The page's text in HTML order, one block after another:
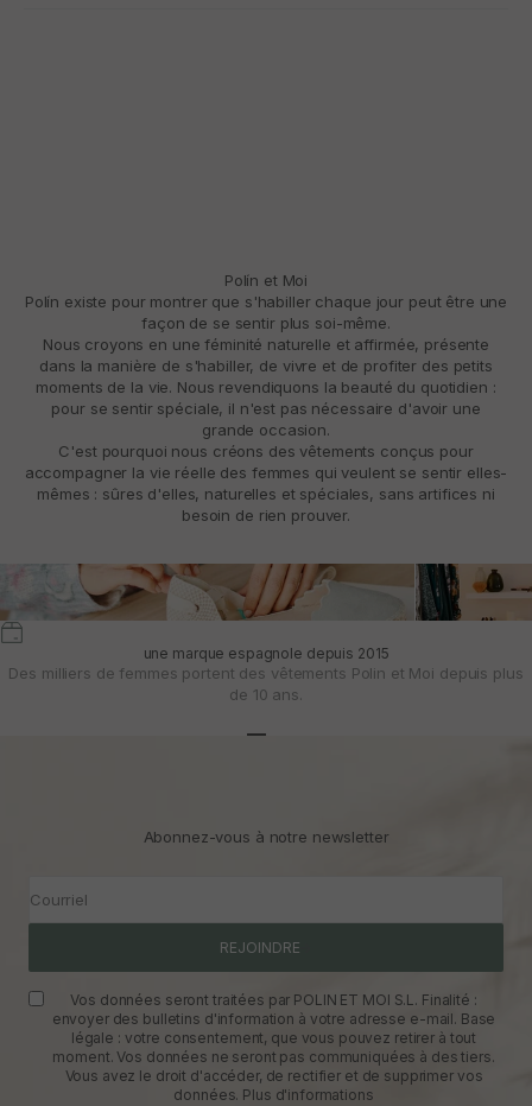
Polín et Moi
Polín existe pour montrer que s'habiller chaque jour peut être une
façon de se sentir plus soi-même.
Nous croyons en une féminité naturelle et affirmée, présente
dans la manière de s'habiller, de vivre et de profiter des petits
moments de la vie. Nous revendiquons la beauté du quotidien :
pour se sentir spéciale, il n'est pas nécessaire d'avoir une
grande occasion.
C'est pourquoi nous créons des vêtements conçus pour
accompagner la vie réelle des femmes qui veulent se sentir elles-
mêmes : sûres d'elles, naturelles et spéciales, sans artifices ni
besoin de rien prouver.
une marque espagnole depuis 2015
Des milliers de femmes portent des vêtements Polin et Moi depuis plus
de 10 ans.
Abonnez-vous à notre newsletter
Courriel
REJOINDRE
Vos données seront traitées par POLIN ET MOI S.L. Finalité :
envoyer des bulletins d'information à votre adresse e-mail. Base
légale : votre consentement, que vous pouvez retirer à tout
moment. Vos données ne seront pas communiquées à des tiers.
Vous avez le droit d'accéder, de rectifier et de supprimer vos
données. Plus d'informations